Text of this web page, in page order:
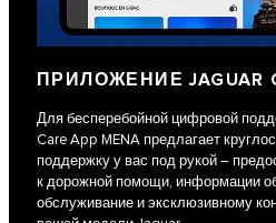
ПРИЛОЖЕНИЕ JAGUAR
Для бесперебойной цифровой
Care App MENA предлагает
поддержку у вас под рукой –
к дорожной помощи, информации
обслуживание и эксклюзивному